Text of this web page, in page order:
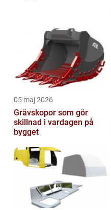
05 maj 2026
Grävskopor som gör
skillnad i vardagen på
bygget